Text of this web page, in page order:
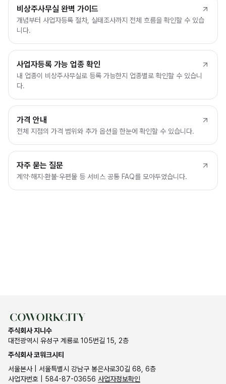
비상주사무실 완벽 가이드
개념부터 사업자등록 절차, 실태조사까지 전체 흐름을 확인할 수 있습
니다.
사업자등록 가능 업종 확인
내 업종이 비상주사무실로 등록 가능한지 업종별로 확인할 수 있습니
다.
가격 안내
전체 지점의 가격 범위와 추가 옵션을 한눈에 확인할 수 있습니다.
자주 묻는 질문
계약·해지·환불·우편물 등 서비스 공통 FAQ를 모아두었습니다.
주식회사 지니수
대전광역시 유성구 계룡로 105번길 15, 2층
주식회사 코워크시티
서울본사 | 서울특별시 강남구 봉은사로30길 68, 6층
사업자번호 | 584-87-03656 사업자정보확인